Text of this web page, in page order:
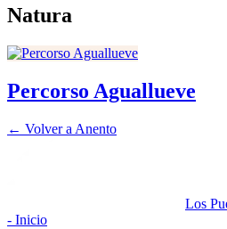
Natura
Percorso Aguallueve
← Volver a Anento
Los
- Inicio